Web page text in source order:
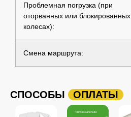
Проблемная погрузка (при
оторванных или блокированных
колесах):
Смена маршрута:
СПОСОБЫ ОПЛАТЫ